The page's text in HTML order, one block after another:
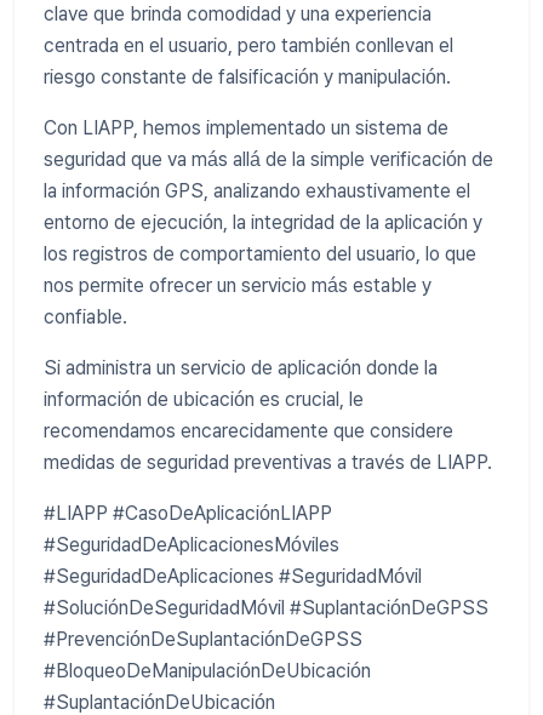
clave que brinda comodidad y una experiencia
centrada en el usuario, pero también conllevan el
riesgo constante de falsificación y manipulación.
Con LIAPP, hemos implementado un sistema de
seguridad que va más allá de la simple verificación de
la información GPS, analizando exhaustivamente el
entorno de ejecución, la integridad de la aplicación y
los registros de comportamiento del usuario, lo que
nos permite ofrecer un servicio más estable y
confiable.
Si administra un servicio de aplicación donde la
información de ubicación es crucial, le
recomendamos encarecidamente que considere
medidas de seguridad preventivas a través de LIAPP.
#LIAPP #CasoDeAplicaciónLIAPP
#SeguridadDeAplicacionesMóviles
#SeguridadDeAplicaciones #SeguridadMóvil
#SoluciónDeSeguridadMóvil #SuplantaciónDeGPSS
#PrevenciónDeSuplantaciónDeGPSS
#BloqueoDeManipulaciónDeUbicación
#SuplantaciónDeUbicación